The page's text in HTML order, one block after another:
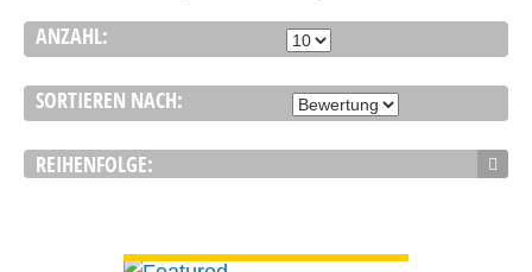
ANZAHL:
SORTIEREN NACH:
REIHENFOLGE: